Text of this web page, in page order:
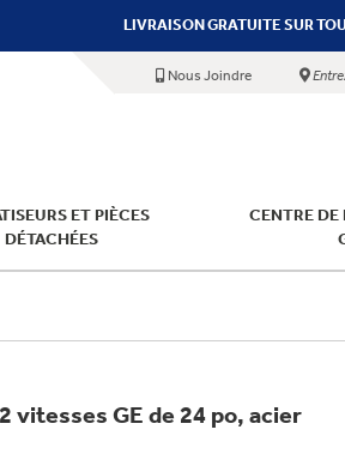
LIVRAISON GRATUITE SUR
Nous Joindre
ET PIÈCES
DÉTACHÉES
CENTRE
vitesses GE de 24 po, acier